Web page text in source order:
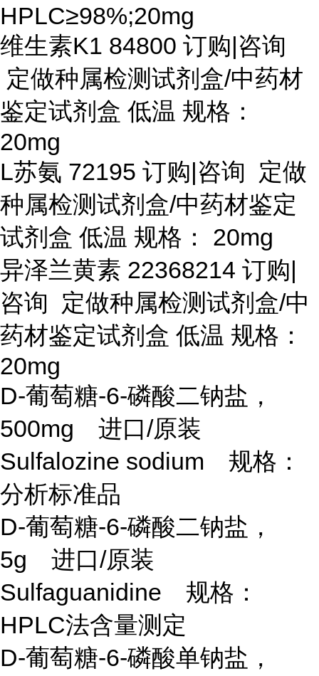
HPLC≥98%;20mg
维生素K1 84800 订购|咨询
定做种属检测试剂盒/中药材
鉴定试剂盒 低温 规格：
20mg
L苏氨 72195 订购|咨询 定做
种属检测试剂盒/中药材鉴定
试剂盒 低温 规格： 20mg
异泽兰黄素 22368214 订购|
咨询 定做种属检测试剂盒/中
药材鉴定试剂盒 低温 规格：
20mg
D-葡萄糖-6-磷酸二钠盐，
500mg 进口/原装
Sulfalozine sodium 规格：
分析标准品
D-葡萄糖-6-磷酸二钠盐，
5g 进口/原装
Sulfaguanidine 规格：
HPLC法含量测定
D-葡萄糖-6-磷酸单钠盐，